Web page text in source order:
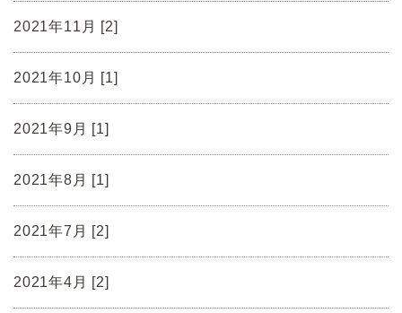
2021年11月 [2]
2021年10月 [1]
2021年9月 [1]
2021年8月 [1]
2021年7月 [2]
2021年4月 [2]